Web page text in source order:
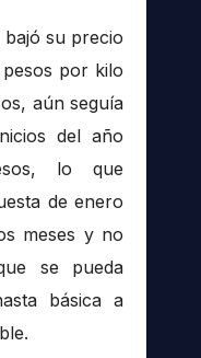
bajó su precio
por kilo
aún seguía
del año
lo que
de enero
meses y no
se pueda
básica a